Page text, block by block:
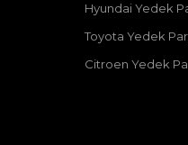
Hyundai Yedek
Toyota Yedek
Citroen Yedek